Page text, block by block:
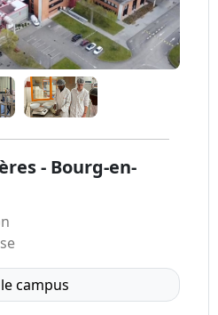
- Bourg-en-
campus